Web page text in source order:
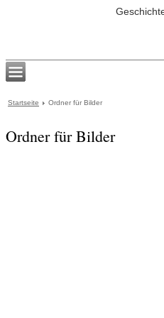
Startseite Ordner für Bilder
Ordner für Bilder